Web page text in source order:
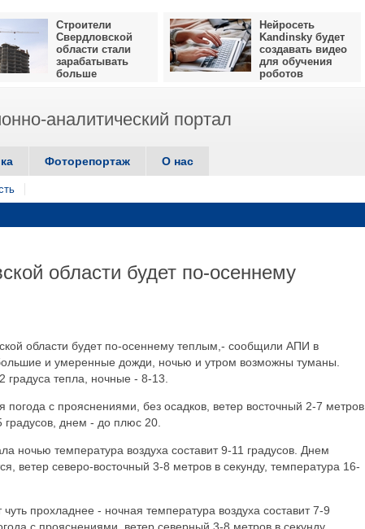
Строители
Свердловской
области стали
зарабатывать
больше
Нейросеть
Kandinsky будет
создавать видео
для обучения
роботов
аналитический портал
Фоторепортаж О нас
области будет по-осеннему
области будет по-осеннему теплым,- сообщили АПИ в
и умеренные дожди, ночью и утром возможны туманы.
градуса тепла, ночные - 8-13.
погода с прояснениями, без осадков, ветер восточный 2-7 метров
градусов, днем - до плюс 20.
ночью температура воздуха составит 9-11 градусов. Днем
ветер северо-восточный 3-8 метров в секунду, температура 16-
прохладнее - ночная температура воздуха составит 7-9